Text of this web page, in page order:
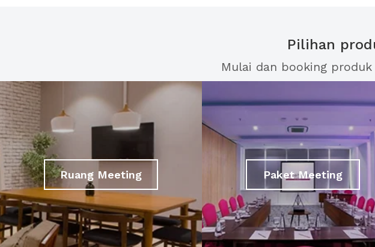
Pilihan
Mulai dan booking
Ruang Meeting Paket Meeting